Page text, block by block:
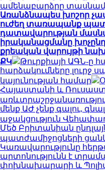
ամենաբարձրը
Առանձնապես խոշոր
ուժեղ տառապանք
դատավարության
իրականացմանը
քրեական վարույթի
ՔԿ
Թուրքիայի ԱԳՆ-ը
հարձակումները լուրջ
կայունության համար
Հայաստանի և
մենք ԱԺ չենք գալու,
աջակցություն
Մեծ Բրիտանիան
պատժամիջոցների
Կառավարությունը
արտոնությունն է
փոխնախարարի և